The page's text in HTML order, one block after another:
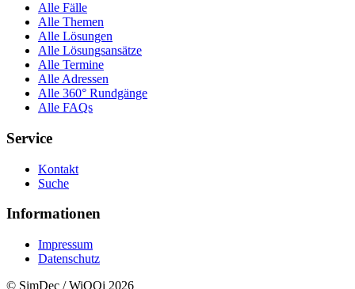
Alle Fälle
Alle Themen
Alle Lösungen
Alle Lösungsansätze
Alle Termine
Alle Adressen
Alle 360° Rundgänge
Alle FAQs
Service
Kontakt
Suche
Informationen
Impressum
Datenschutz
© SimDec / WiQQi 2026